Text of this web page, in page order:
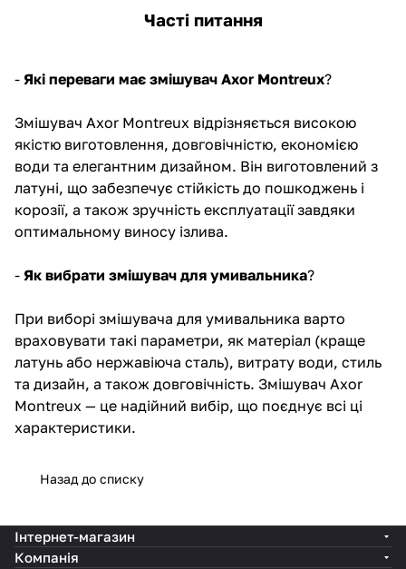
Часті питання
- Які переваги має змішувач Axor Montreux?
Змішувач Axor Montreux відрізняється високою
якістю виготовлення, довговічністю, економією
води та елегантним дизайном. Він виготовлений з
латуні, що забезпечує стійкість до пошкоджень і
корозії, а також зручність експлуатації завдяки
оптимальному виносу ізлива.
- Як вибрати змішувач для умивальника?
При виборі змішувача для умивальника варто
враховувати такі параметри, як матеріал (краще
латунь або нержавіюча сталь), витрату води, стиль
та дизайн, а також довговічність. Змішувач Axor
Montreux — це надійний вибір, що поєднує всі ці
характеристики.
Назад до списку
Інтернет-магазин
Компанія